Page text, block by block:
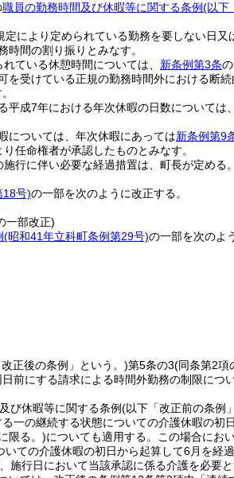
職員の勤務時間及び休暇等に関する条例(以下
定により定められている勤務を要しない日
間の割り振りとみなす。
ている休憩時間については、 新条例第3条
受けている正規の勤務時間外における断続
成7年における年次休暇の日数については、
については、年次休暇にあっては新条例第9
任命権者が承認したものとみなす。
行に伴い必要な経過措置は、町長が定める。
18号)の一部を次のように改正する。
一部改正)
(昭和41年立科町条例第29号)の一部を次のよ
正後の条例」という。)第5条の3(同条第2項
前にする請求による時間外勤務の制限につ
び休暇等に関する条例(以下「改正前の条例
一の継続する状態についての介護休暇の初
限る。)についても適用する。
この場合にお
ての介護休暇の初日から起算して6月を経
施行日において当該承認に係る介護を必要